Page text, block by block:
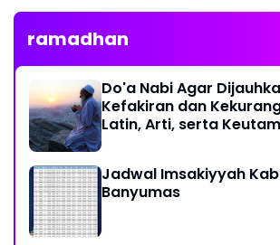
ramadhan
Do'a Nabi Agar
Kefakiran dan
Latin, Arti, serta
Jadwal Imsakiyyah
Banyumas